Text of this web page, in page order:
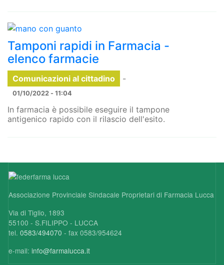
Tamponi rapidi in Farmacia -
elenco farmacie
Comunicazioni al cittadino -
01/10/2022 - 11:04
In farmacia è possibile eseguire il tampone
antigenico rapido con il rilascio dell'esito.
Associazione Provinciale Sindacale Proprietari di Farmacia Lucca
Via di Tiglio, 1893
55100 - S.FILIPPO - LUCCA
tel. 0583/494070 - fax 0583/954624
e-mail: info@farmalucca.it